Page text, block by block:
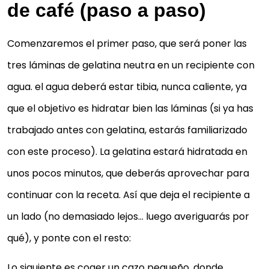
de café (paso a paso)
Comenzaremos el primer paso, que será poner las
tres láminas de gelatina neutra en un recipiente con
agua. el agua deberá estar tibia, nunca caliente, ya
que el objetivo es hidratar bien las láminas (si ya has
trabajado antes con gelatina, estarás familiarizado
con este proceso). La gelatina estará hidratada en
unos pocos minutos, que deberás aprovechar para
continuar con la receta. Así que deja el recipiente a
un lado (no demasiado lejos… luego averiguarás por
qué), y ponte con el resto: